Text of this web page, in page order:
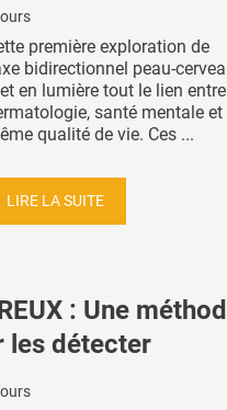
première exploration de
bidirectionnel peau-
en lumière tout le lien entre
santé mentale et
qualité de vie. Ces ...
LIRE LA SUITE
: Une
les détecter